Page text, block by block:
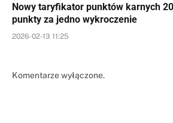
Nowy taryfikator punktów karnych
punkty za jedno wykroczenie
2026-02-13 11:25
Komentarze wyłączone.